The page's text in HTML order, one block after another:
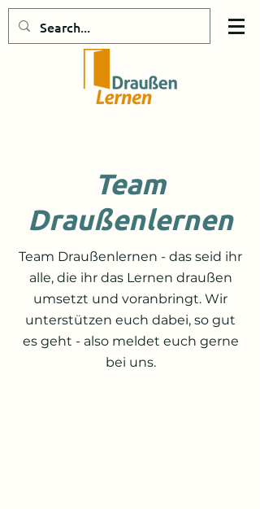
Team
Draußenlernen
Team Draußenlernen - das seid ihr
alle, die ihr das Lernen draußen
umsetzt und voranbringt. Wir
unterstützen euch dabei, so gut
es geht - also meldet euch gerne
bei uns.